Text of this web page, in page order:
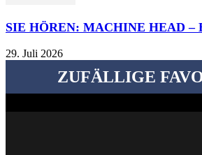
SIE HÖREN: MACHINE HEAD –
29. Juli 2026
ZUFÄLLIGE